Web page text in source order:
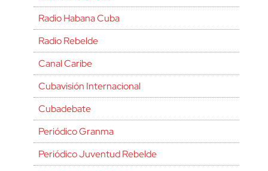
Radio Habana Cuba
Radio Rebelde
Canal Caribe
Cubavisión Internacional
Cubadebate
Periódico Granma
Periódico Juventud Rebelde